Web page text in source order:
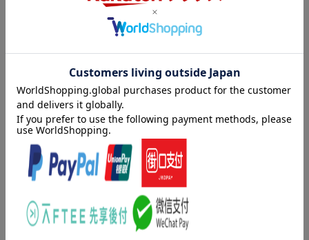
オリジナル特典 楽天ブックス限定先着特典
ポストカード4枚セット
●タンタンのメモリアルアクリルスタンド（アクリル製／B6サイ
※無くなり次第終了となります。お早めにご注文ください。
●特製フォトブックレット（28ページ予定）
▽特典映像
・『タンタン ごろごろセレクション ショートVer.』（20分）
内容紹介
神戸市立王子動物園の人気者パンダのタンタン。短い手足にモフ
モフの体。そして愛くるしい表情。